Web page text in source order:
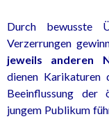
Durch bewusste
Verzerrungen
jeweils anderen
dienen Karikaturen
Beeinflussung der
jungem Publikum